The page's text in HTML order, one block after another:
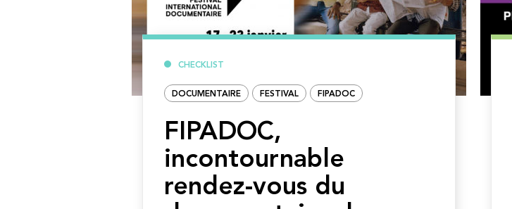
CHECKLIST
DOCUMENTAIRE FESTIVAL FIPADOC
FIPADOC,
incontournable
rendez-vous du